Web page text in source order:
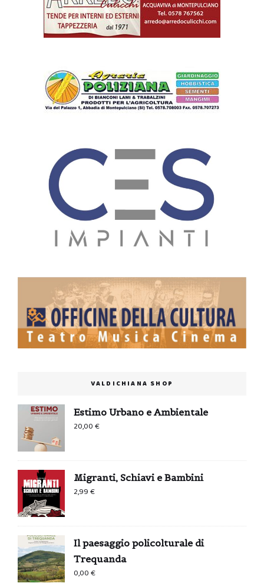
VALDICHIANA SHOP
Estimo Urbano e Ambientale
20,00€
Migranti, Schiavi e Bambini
2,99€
Il paesaggio policolturale di
Trequanda
0,00€